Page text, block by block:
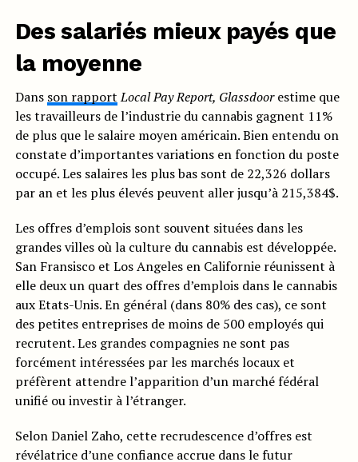
Des salariés mieux payés que
la moyenne
Dans son rapportLocal Pay Report, Glassdoorestime que
les travailleurs de l’industrie du cannabis gagnent 11%
de plus que le salaire moyen américain. Bien entendu on
constate d’importantes variations en fonction du poste
occupé. Les salaires les plus bas sont de 22,326 dollars
par an et les plus élevés peuvent aller jusqu’à 215,384$.
Les offres d’emplois sont souvent situées dans les
grandes villes où la culture du cannabis est développée.
San Fransisco et Los Angeles en Californie réunissent à
elle deux un quart des offres d’emplois dans le cannabis
aux Etats-Unis. En général (dans 80% des cas), ce sont
des petites entreprises de moins de 500 employés qui
recrutent. Les grandes compagnies ne sont pas
forcément intéressées par les marchés locaux et
préfèrent attendre l’apparition d’un marché fédéral
unifié ou investir à l’étranger.
Selon Daniel Zaho, cette recrudescence d’offres est
révélatrice d’une confiance accrue dans le futur